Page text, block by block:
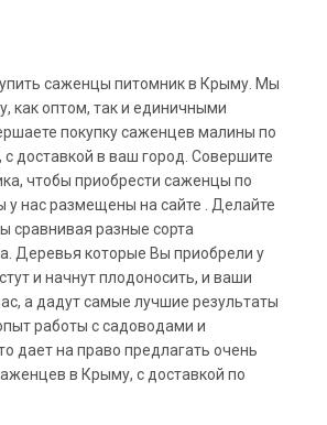
саженцы питомник в Крыму. Мы
как оптом, так и единичными
покупку саженцев малины по
доставкой в ваш город. Совершите
чтобы приобрести саженцы по
у нас размещены на сайте . Делайте
сравнивая разные сорта
Деревья которые Вы приобрели у
и начнут плодоносить, и ваши
а дадут самые лучшие результаты
работы с садоводами и
дает на право предлагать очень
в Крыму, с доставкой по